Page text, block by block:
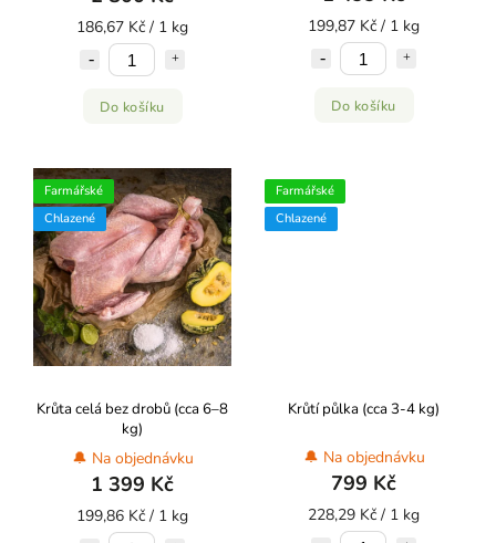
186,67 Kč / 1 kg
Do košíku
199,87 Kč / 1 kg
Do košíku
Farmářské
Chlazené
Krůta celá bez drobů (cca 6–8
kg)
🔔 Na objednávku
1 399 Kč
199,86 Kč / 1 kg
Farmářské
Chlazené
Krůtí půlka (cca 3-4 kg)
🔔 Na objednávku
799 Kč
228,29 Kč / 1 kg